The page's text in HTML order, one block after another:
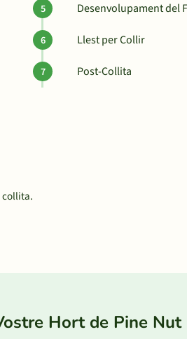
Desenvolupament del
Llest per Collir
Post-Collita
collita.
Hort de Pine Nut